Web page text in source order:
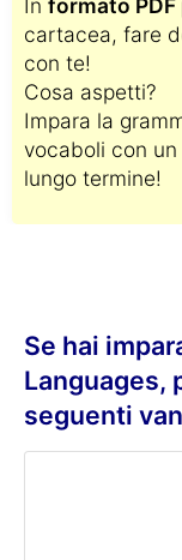
In formato
cartacea, fare
con te!
Cosa aspetti?
Impara la
vocaboli con
lungo termine!
Se hai
Languages,
seguenti